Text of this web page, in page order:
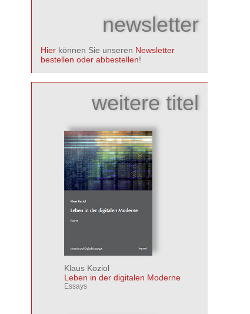
newsletter
Hier können Sie unseren Newsletter
bestellen oder abbestellen!
weitere titel
Klaus Koziol
Leben in der digitalen Moderne
Essays